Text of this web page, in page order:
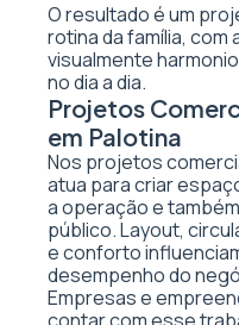
O resultado é um
rotina da família,
visualmente
no dia a dia.
Projetos
em Palotina
Nos projetos
atua para criar
a operação e
público. Layout,
e conforto
desempenho do
Empresas e